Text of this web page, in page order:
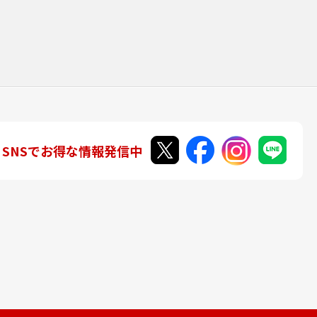
SNSでお得な情報発信中